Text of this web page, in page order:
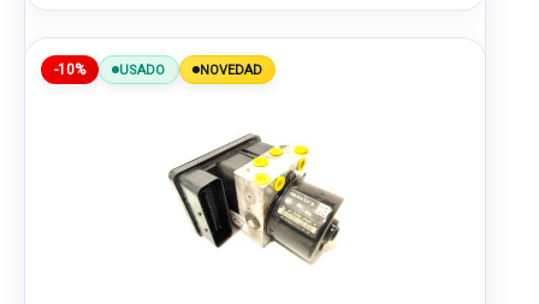
-10% USADO NOVEDAD